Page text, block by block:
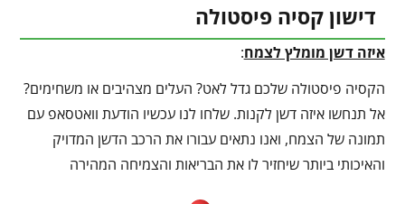
דישון קסיה פיסטולה
איזה דשן מומלץ לצמח:
הקסיה פיסטולה שלכם גדל לאט? העלים מצהיבים או משחימים?
אל תנחשו איזה דשן לקנות. שלחו לנו עכשיו הודעת וואטסאפ עם
תמונה של הצמח, ואנו נתאים עבורו את הרכב הדשן המדויק
והאיכותי ביותר שיחזיר לו את הבריאות והצמיחה המהירה